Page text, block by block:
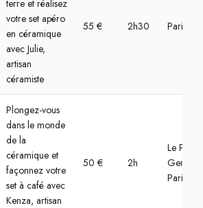
terre et réalisez
votre set apéro
en céramique
avec Julie,
artisan
céramiste
55 € 2h30 Paris,
Plongez-vous
dans le monde
de la
céramique et
façonnez votre
set à café avec
Kenza, artisan
50 € 2h
Le Pré-
Gervais,
Paris